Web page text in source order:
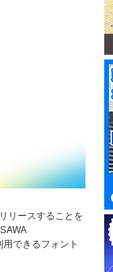
リースすることを
できるフォント